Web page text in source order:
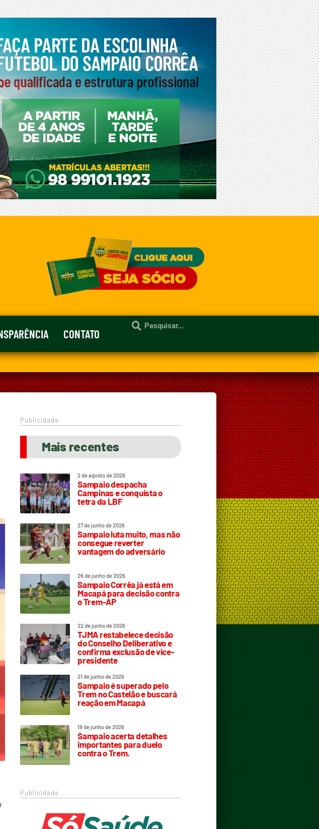
CONTATO
Publicidade
Mais recentes
2 de agosto de 2026
Sampaio despacha
Campinas e conquista o
tetra da LBF
27 de junho de 2026
Sampaio luta muito, mas não
consegue reverter
vantagem do adversário
26 de junho de 2026
Sampaio Corrêa já está em
Macapá para decisão contra
o Trem-AP
22 de junho de 2026
TJMA restabelece decisão
do Conselho Deliberativo e
confirma exclusão de vice-
presidente
21 de junho de 2026
Sampaio é superado pelo
Trem no Castelão e buscará
reação em Macapá
19 de junho de 2026
Sampaio acerta detalhes
importantes para duelo
contra o Trem.
Publicidade